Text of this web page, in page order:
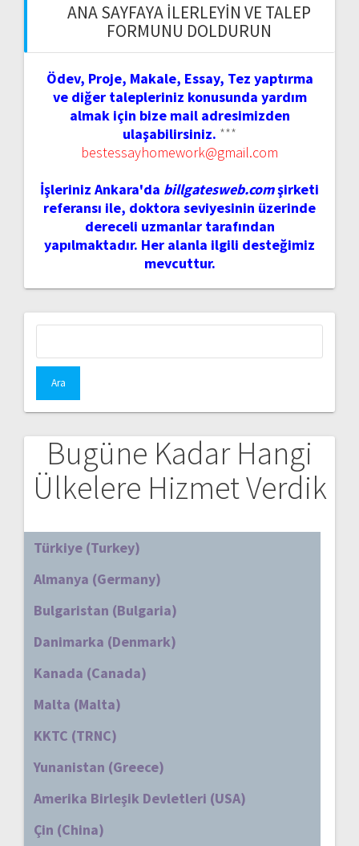
ANA SAYFAYA İLERLEYIN VE TALEP
FORMUNU DOLDURUN
Ödev, Proje, Makale, Essay, Tez yaptırma
ve diğer talepleriniz konusunda yardım
almak için bize mail adresimizden
ulaşabilirsiniz. ***
bestessayhomework@gmail.com
İşleriniz Ankara'da billgatesweb.comşirketi
referansı ile, doktora seviyesinin üzerinde
dereceli uzmanlar tarafından
yapılmaktadır. Her alanla ilgili desteğimiz
mevcuttur.
Bugüne Kadar Hangi
Ülkelere Hizmet Verdik
Türkiye (Turkey)
Almanya (Germany)
Bulgaristan (Bulgaria)
Danimarka (Denmark)
Kanada (Canada)
Malta (Malta)
KKTC (TRNC)
Yunanistan (Greece)
Amerika Birleşik Devletleri (USA)
Çin (China)